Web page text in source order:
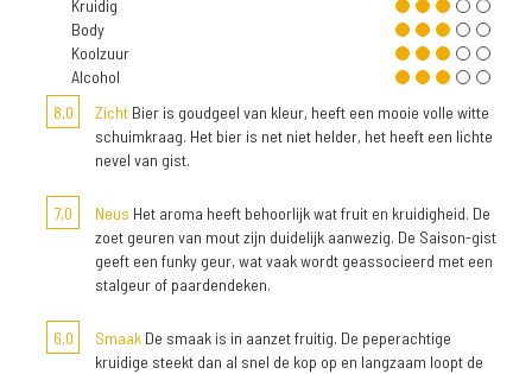
Kruidig
Body
Koolzuur
Alcohol
8,0
Zicht Bier is goudgeel van kleur, heeft een mooie volle witte
schuimkraag. Het bier is net niet helder, het heeft een lichte
nevel van gist.
7,0 Neus Het aroma heeft behoorlijk wat fruit en kruidigheid. De
zoet geuren van mout zijn duidelijk aanwezig. De Saison-gist
geeft een funky geur, wat vaak wordt geassocieerd met een
stalgeur of paardendeken.
6,0 Smaak De smaak is in aanzet fruitig. De peperachtige
kruidige steekt dan al snel de kop op en langzaam loopt de